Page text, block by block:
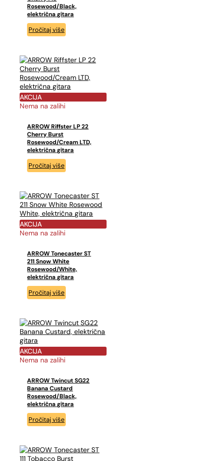
Rosewood/Black,
električna gitara
Pročitaj više
AKCIJA
Nema na zalihi
ARROW Riffster LP 22
Cherry Burst
Rosewood/Cream LTD,
električna gitara
Pročitaj više
AKCIJA
Nema na zalihi
ARROW Tonecaster ST
211 Snow White
Rosewood/White,
električna gitara
Pročitaj više
AKCIJA
Nema na zalihi
ARROW Twincut SG22
Banana Custard
Rosewood/Black,
električna gitara
Pročitaj više